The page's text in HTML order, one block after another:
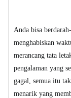
Anda bisa
menghabiskan
merancang tata
pengalaman yang
gagal, semua itu
menarik yang